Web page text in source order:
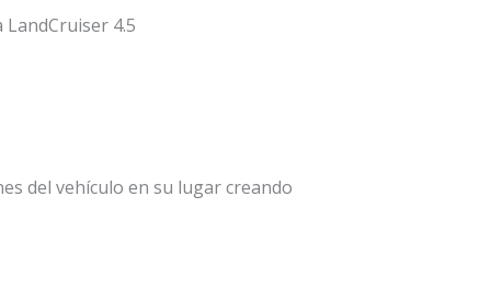
4.5
del vehículo en su lugar creando